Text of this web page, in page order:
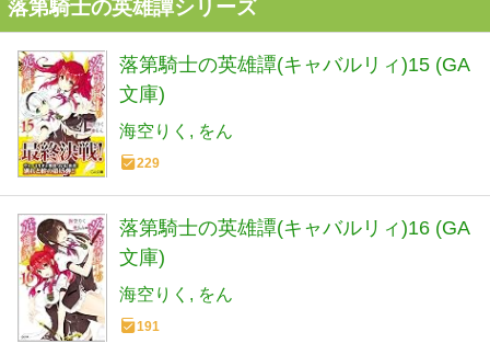
落第騎士の英雄譚シリーズ
落第騎士の英雄譚(キャバルリィ)15 (GA
文庫)
海空りく をん
229
落第騎士の英雄譚(キャバルリィ)16 (GA
文庫)
海空りく をん
191